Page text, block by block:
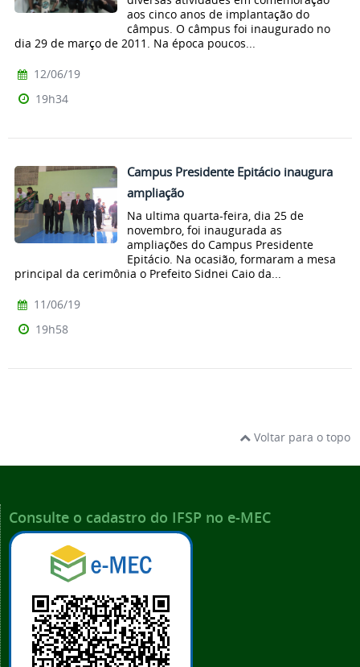
aos cinco anos de implantação do
câmpus. O câmpus foi inaugurado no
dia 29 de março de 2011. Na época poucos...
12/06/19
19h34
Campus Presidente Epitácio inaugura
ampliação
Na ultima quarta-feira, dia 25 de
novembro, foi inaugurada as
ampliações do Campus Presidente
Epitácio. Na ocasião, formaram a mesa
principal da cerimônia o Prefeito Sidnei Caio da...
11/06/19
19h58
Voltar para o topo
Consulte o cadastro do IFSP no e-MEC